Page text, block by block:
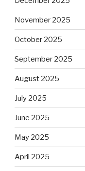
November 2025
October 2025
September 2025
August 2025
July 2025
June 2025
May 2025
April 2025